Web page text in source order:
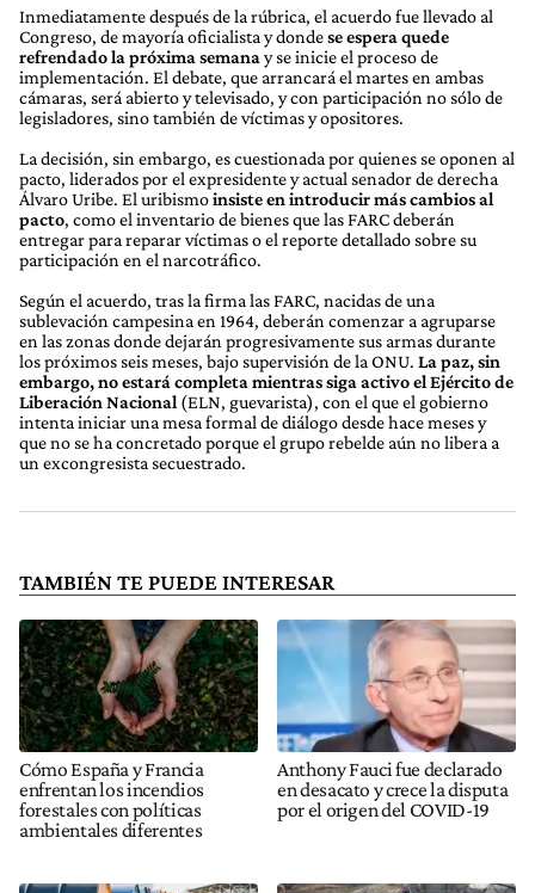
Inmediatamente después de la rúbrica, el acuerdo fue llevado al
Congreso, de mayoría oficialista y dondese espera quede
refrendado la próxima semana y se inicie el proceso de
implementación. El debate, que arrancará el martes en ambas
cámaras, será abierto y televisado, y con participación no sólo de
legisladores, sino también de víctimas y opositores.
La decisión, sin embargo, es cuestionada por quienes se oponen al
pacto, liderados por el expresidente y actual senador de derecha
Álvaro Uribe. El uribismoinsiste en introducir más cambios al
pacto, como el inventario de bienes que las FARC deberán
entregar para reparar víctimas o el reporte detallado sobre su
participación en el narcotráfico.
Según el acuerdo, tras la firma las FARC, nacidas de una
sublevación campesina en 1964, deberán comenzar a agruparse
en las zonas donde dejarán progresivamente sus armas durante
los próximos seis meses, bajo supervisión de la ONU. La paz, sin
embargo, no estará completa mientras siga activo el Ejército de
Liberación Nacional (ELN, guevarista), con el que el gobierno
intenta iniciar una mesa formal de diálogo desde hace meses y
que no se ha concretado porque el grupo rebelde aún no libera a
un excongresista secuestrado.
TAMBIÉN TE PUEDE INTERESAR
Cómo España y Francia
enfrentan los incendios
forestales con políticas
ambientales diferentes
Anthony Fauci fue declarado
en desacato y crece la disputa
por el origen del COVID-19